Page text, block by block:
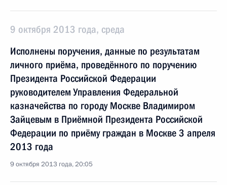
9 октября 2013 года, среда
Исполнены поручения, данные по результатам
личного приёма, проведённого по поручению
Президента Российской Федерации
руководителем Управления Федеральной
казначейства по городу Москве Владимиром
Зайцевым в Приёмной Президента Российской
Федерации по приёму граждан в Москве 3 апреля
2013 года
9 октября 2013 года, 20:05